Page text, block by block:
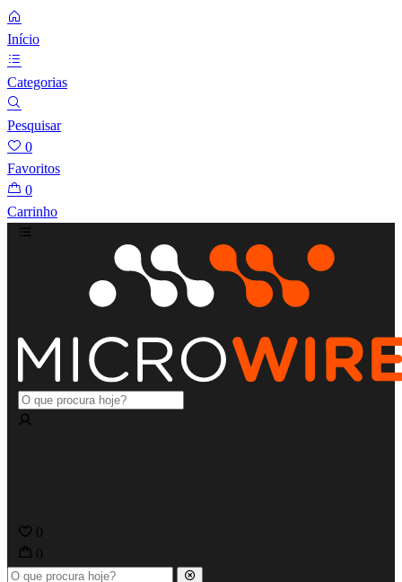
Início
Categorias
Pesquisar
0
Favoritos
0
Carrinho
0
0